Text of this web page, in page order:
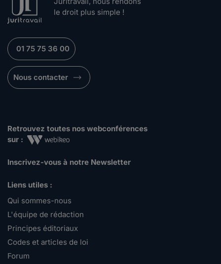
le droit plus simple !
01 75 75 36 00
Nous contacter
Retrouvez toutes nos webconférences
sur :
Inscrivez-vous à notre Newsletter
Liens utiles :
Qui sommes-nous
L'équipe de rédaction
Principes éditoriaux
Codes et articles de loi
Forum